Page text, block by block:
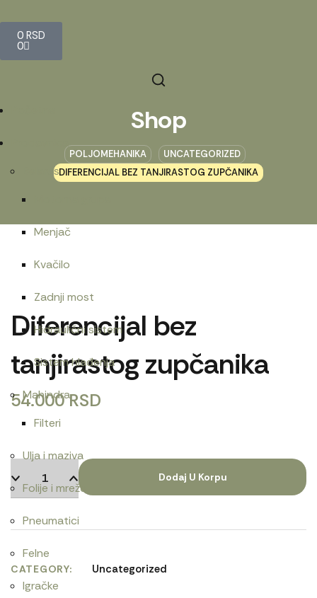
0 RSD
0
Belarus
Menjač
Kvačilo
Zadnji most
Hidraulični sistem
Sistem hlađenja
Mahindra
Filteri
Ulja i maziva
Folije i mreže
Pneumatici
Felne
Igračke
Shop
POLJOMEHANIKA
UNCATEGORIZED
DIFERENCIJAL BEZ TANJIRASTOG ZUPČANIKA
Diferencijal bez
tanjirastog zupčanika
54.000RSD
Dodaj U Korpu
CATEGORY Uncategorized